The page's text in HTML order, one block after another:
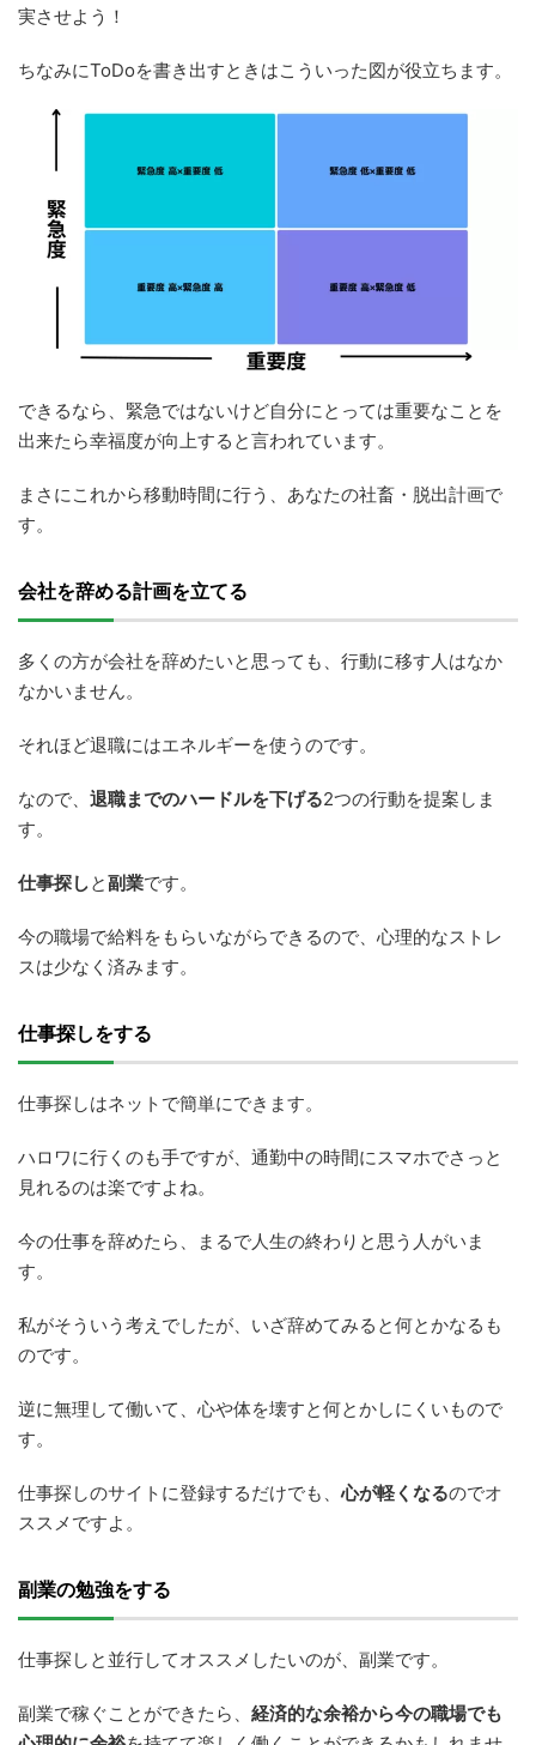
実させよう！
ちなみにToDoを書き出すときはこういった図が役立ちます。
できるなら、緊急ではないけど自分にとっては重要なことを
出来たら幸福度が向上すると言われています。
まさにこれから移動時間に行う、あなたの社畜・脱出計画で
す。
会社を辞める計画を立てる
多くの方が会社を辞めたいと思っても、行動に移す人はなか
なかいません。
それほど退職にはエネルギーを使うのです。
なので、 退職までのハードルを下げる2つの行動を提案しま
す。
仕事探しと副業です。
今の職場で給料をもらいながらできるので、心理的なストレ
スは少なく済みます。
仕事探しをする
仕事探しはネットで簡単にできます。
ハロワに行くのも手ですが、通勤中の時間にスマホでさっと
見れるのは楽ですよね。
今の仕事を辞めたら、まるで人生の終わりと思う人がいま
す。
私がそういう考えでしたが、いざ辞めてみると何とかなるも
のです。
逆に無理して働いて、心や体を壊すと何とかしにくいもので
す。
仕事探しのサイトに登録するだけでも、心が軽くなるのでオ
ススメですよ。
副業の勉強をする
仕事探しと並行してオススメしたいのが、副業です。
副業で稼ぐことができたら、 経済的な余裕から今の職場でも